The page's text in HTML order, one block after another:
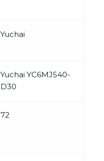
Yuchai
Yuchai YC6MJ540-
D30
72